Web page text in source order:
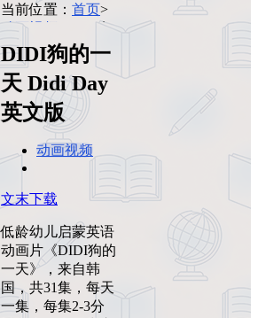
当前位置： 首页>
动画视频
DIDI狗
的一天 Didi Day英
文版
DIDI狗的一
天 Didi Day
英文版
动画视频
文末下载
低龄幼儿启蒙英语
动画片《DIDI狗的
一天》，来自韩
国，共31集，每天
一集，每集2-3分